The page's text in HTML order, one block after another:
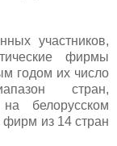
участников,
фирмы
годом их число
стран,
белорусском
фирм из 14 стран